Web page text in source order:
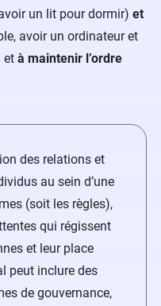
un lit pour dormir) et
avoir un ordinateur et
et à maintenir l’ordre
des relations et
au sein d’une
(soit les règles),
qui régissent
et leur place
peut inclure des
de gouvernance,